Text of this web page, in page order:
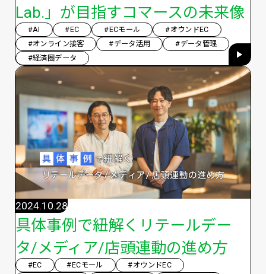
Lab.」が目指すコマースの未来像
#AI #EC #ECモール
#オウンドEC
#オンライン接客
#データ活用
#データ管理
#経済圏データ
具体事例で紐解くリテールデー
タ/メディア/店頭連動の進め方
2024.10.28
#EC #ECモール
#オウンドEC